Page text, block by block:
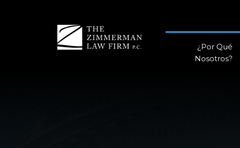
¿Por Qué
Nosotros?